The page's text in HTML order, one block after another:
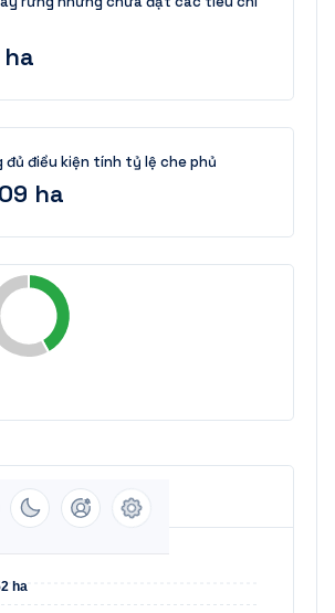
đủ điều kiện tính tỷ lệ che phủ
ha
quan
ha